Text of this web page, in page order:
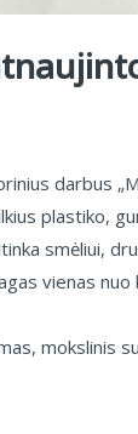
darbus
plastiko,
smėliui,
vienas nuo
mokslinis